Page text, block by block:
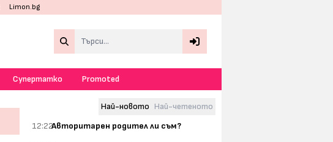
Limon.bg
Супертатко Promoted
Най-новото Най-четеното
12:22Авторитарен родител ли съм?